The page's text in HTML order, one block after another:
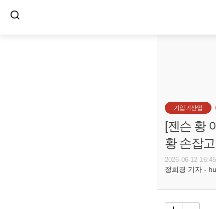
기업과산업
[젠슨 황
황 손잡
2026-06-12
정희경 기자 -